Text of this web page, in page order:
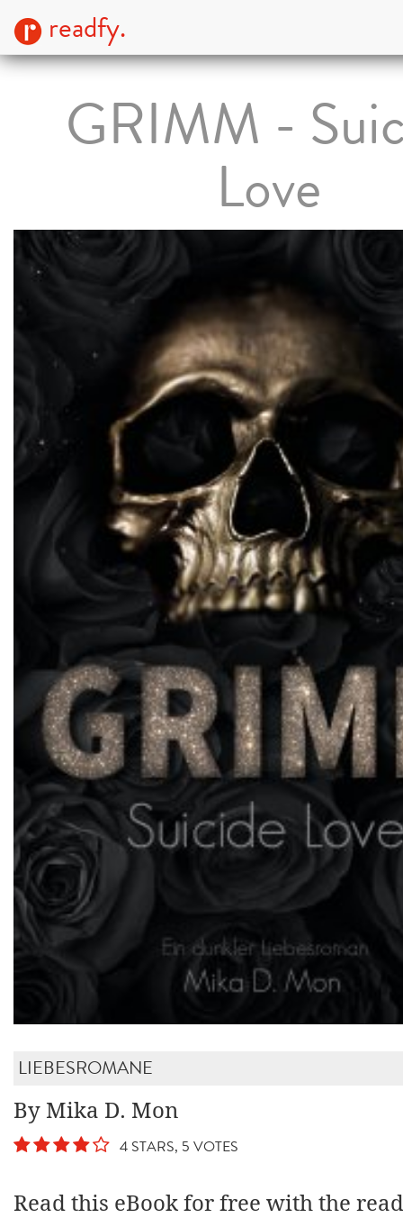
readfy.
GRIMM -
Love
LIEBESROMANE
By Mika D. Mon
4 STARS, 5 VOTES
Read this eBook for free with the